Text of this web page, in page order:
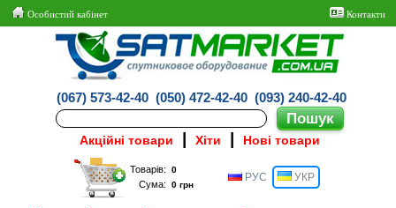
Особистий кабінет Контакти
(067) 573-42-40 (050) 472-42-40 (093) 240-42-40
Акційні товари Хіти Нові товари
Товарів:
Сума:
РУС УКР